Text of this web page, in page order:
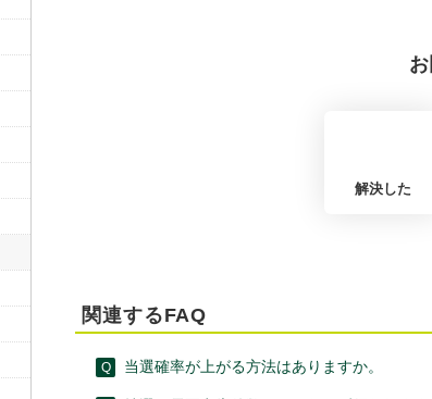
解決した
関連するFAQ
当選確率が上がる方法はありますか。